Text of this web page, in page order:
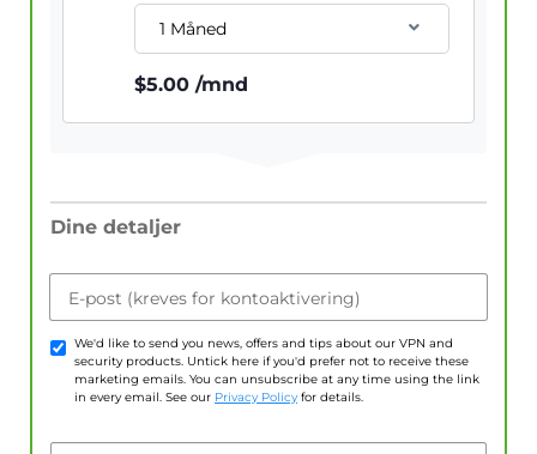
1 Måned
$5.00 /mnd
Dine detaljer
E-post (kreves for kontoaktivering)
We'd like to send you news, offers and tips about our VPN and
security products. Untick here if you'd prefer not to receive these
marketing emails. You can unsubscribe at any time using the link
in every email. See our Privacy Policy for details.